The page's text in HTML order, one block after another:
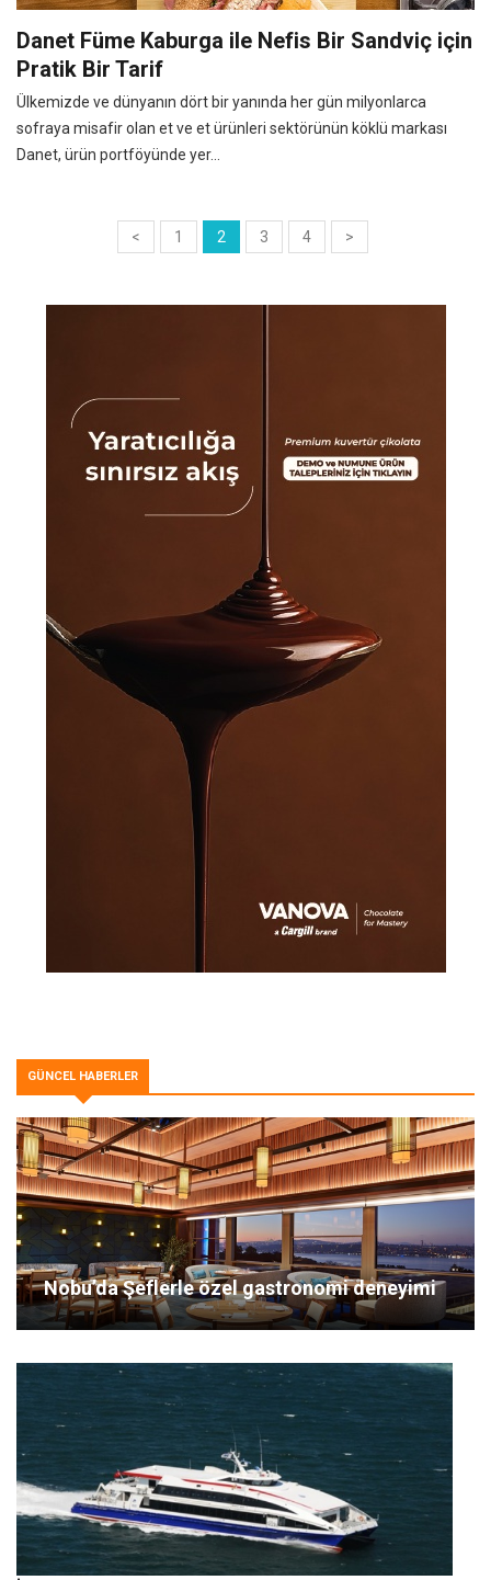
Danet Füme Kaburga ile Nefis Bir Sandviç için
Pratik Bir Tarif
Ülkemizde ve dünyanın dört bir yanında her gün milyonlarca
sofraya misafir olan et ve et ürünleri sektörünün köklü markası
Danet, ürün portföyünde yer...
< 1 2 3 4 >
GÜNCEL HABERLER
Nobu’da Şeflerle özel gastronomi deneyimi